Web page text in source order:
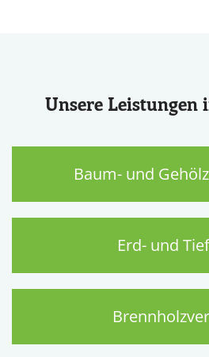
Unsere Leistungen
Baum- und
Erd- und